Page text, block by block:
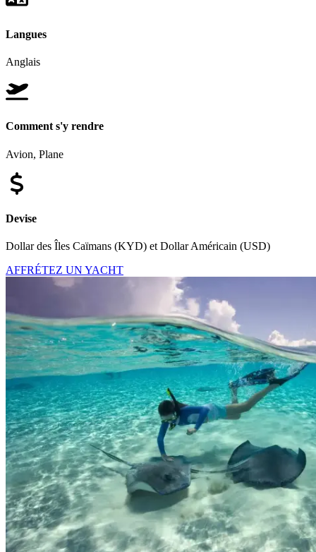
Langues
Anglais
Comment s'y rendre
Avion, Plane
Devise
Dollar des Îles Caïmans (KYD) et Dollar Américain (USD)
AFFRÉTEZ UN YACHT